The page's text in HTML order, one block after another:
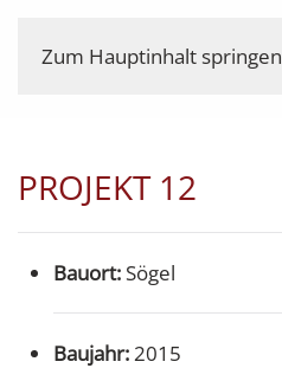
Zum Hauptinhalt springen
PROJEKT 12
Bauort:Sögel
Baujahr:2015